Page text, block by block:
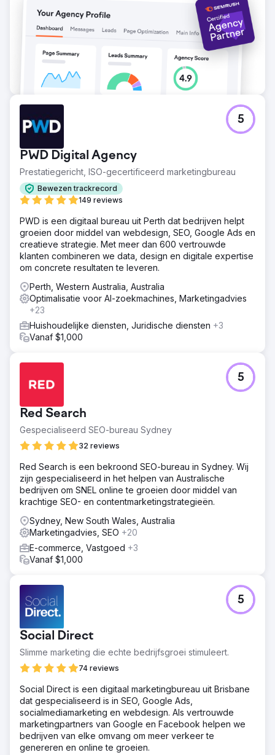
PWD Digital Agency
Prestatiegericht, ISO-gecertificeerd marketingbureau
Bewezen trackrecord
149 reviews
5
PWD is een digitaal bureau uit Perth dat bedrijven helpt
groeien door middel van webdesign, SEO, Google Ads en
creatieve strategie. Met meer dan 600 vertrouwde
klanten combineren we data, design en digitale expertise
om concrete resultaten te leveren.
Perth, Western Australia, Australia
Optimalisatie voor AI-zoekmachines, Marketingadvies
+23
Huishoudelijke diensten, Juridische diensten +3
Vanaf $1,000
Red Search
Gespecialiseerd SEO-bureau Sydney
32 reviews
5
Red Search is een bekroond SEO-bureau in Sydney. Wij
zijn gespecialiseerd in het helpen van Australische
bedrijven om SNEL online te groeien door middel van
krachtige SEO- en contentmarketingstrategieën.
Sydney, New South Wales, Australia
Marketingadvies, SEO +20
E-commerce, Vastgoed +3
Vanaf $1,000
Social Direct
Slimme marketing die echte bedrijfsgroei stimuleert.
74 reviews
5
Social Direct is een digitaal marketingbureau uit Brisbane
dat gespecialiseerd is in SEO, Google Ads,
socialmediamarketing en webdesign. Als vertrouwde
marketingpartners van Google en Facebook helpen we
bedrijven van elke omvang om meer verkeer te
genereren en online te groeien.